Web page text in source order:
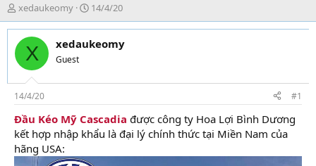
T
h
r
e
d
s
t
a
r
t
e
r
xedaukeomy
N
g
à
y
i
14/4/20
X xedaukeomy
Guest
14/4/20 #1
Đầu Kéo Mỹ Cascadia được công ty Hoa Lợi Bình Dương
kết hợp nhập khẩu là đại lý chính thức tại Miền Nam của
hãng USA: